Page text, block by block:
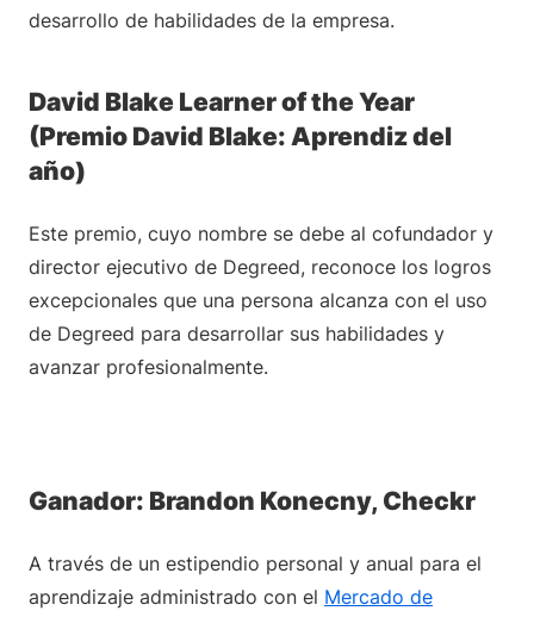
desarrollo de habilidades de la empresa.
David Blake Learner of the Year
(Premio David Blake: Aprendiz del
año)
Este premio, cuyo nombre se debe al cofundador y
director ejecutivo de Degreed, reconoce los logros
excepcionales que una persona alcanza con el uso
de Degreed para desarrollar sus habilidades y
avanzar profesionalmente.
Ganador: Brandon Konecny, Checkr
A través de un estipendio personal y anual para el
aprendizaje administrado con el Mercado de